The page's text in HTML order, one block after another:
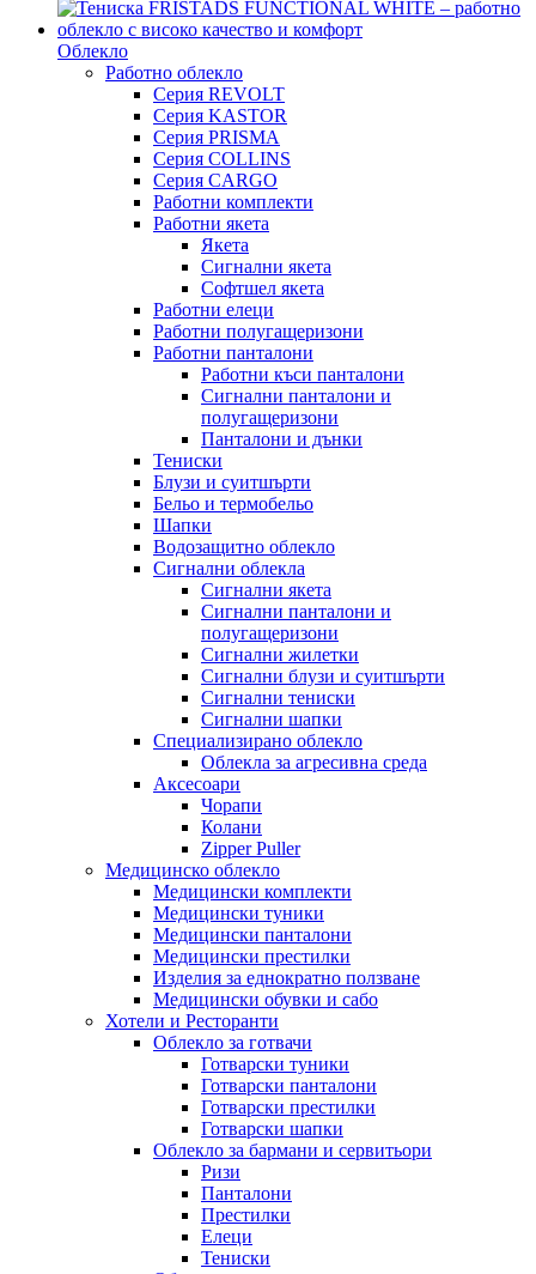
Облекло
Работно облекло
Серия REVOLT
Серия KASTOR
Серия PRISMA
Серия COLLINS
Серия CARGO
Работни комплекти
Работни якета
Якета
Сигнални якета
Софтшел якета
Работни елеци
Работни полугащеризони
Работни панталони
Работни къси панталони
Сигнални панталони и
полугащеризони
Панталони и дънки
Тениски
Блузи и суитшърти
Бельо и термобельо
Шапки
Водозащитно облекло
Сигнални облекла
Сигнални якета
Сигнални панталони и
полугащеризони
Сигнални жилетки
Сигнални блузи и суитшърти
Сигнални тениски
Сигнални шапки
Специализирано облекло
Облекла за агресивна среда
Аксесоари
Чорапи
Колани
Zipper Puller
Медицинско облекло
Медицински комплекти
Медицински туники
Медицински панталони
Медицински престилки
Изделия за еднократно ползване
Медицински обувки и сабо
Хотели и Ресторанти
Облекло за готвачи
Готварски туники
Готварски панталони
Готварски престилки
Готварски шапки
Облекло за бармани и сервитьори
Ризи
Панталони
Престилки
Елеци
Тениски